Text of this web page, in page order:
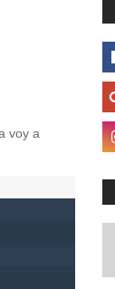
voy a